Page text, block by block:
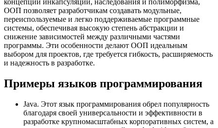
концепции инкапсуляции, наследования и полиморфизма,
ООП позволяет разработчикам создавать модульные,
переиспользуемые и легко поддерживаемые программные
системы, обеспечивая высокую степень абстракции и
снижение зависимостей между различными частями
программы. Эти особенности делают ООП идеальным
выбором для проектов, где требуется гибкость, расширяемость
и надежность в разработке.
Примеры языков программирования
Java. Этот язык программирования обрел популярность
благодаря своей универсальности и эффективности в
разработке крупномасштабных корпоративных систем, а